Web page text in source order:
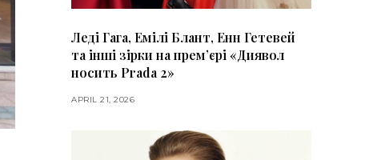
Леді Гага, Емілі Блант, Енн Гетевей
та інші зірки на премʼєрі «Диявол
носить Prada 2»
APRIL 21, 2026